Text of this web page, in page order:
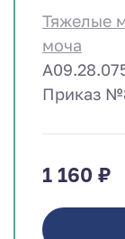
Тяжелые
моча
Приказ
1 160 ₽